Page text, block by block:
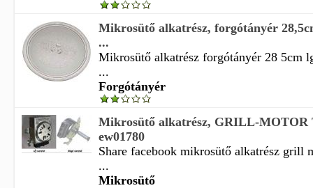
Mikrosütő alkatrész, forgótányér
...
Mikrosütő alkatrész forgótányér 28 5cm
...
Forgótányér
Mikrosütő alkatrész, GRILL-MOTOR
ew01780
Share facebook mikrosütő alkatrész grill
...
Mikrosütő